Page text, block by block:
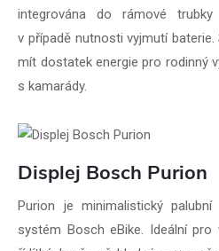
integrována do rámové
v případě nutnosti vyjmutí
mít dostatek energie pro rodinný
s kamarády.
Displej Bosch Purion
Purion je minimalistický
systém Bosch eBike. Ideální